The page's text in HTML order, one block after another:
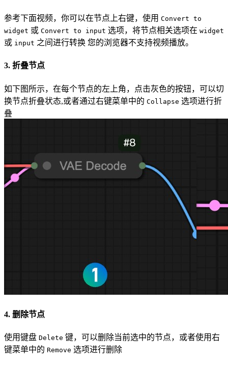
参考下面视频，你可以在节点上右键，使用 Convert to
widget 或 Convert to input 选项，将节点相关选项在 widget
或 input 之间进行转换 您的浏览器不支持视频播放。
3. 折叠节点
如下图所示，在每个节点的左上角，点击灰色的按钮，可以切
换节点折叠状态,或者通过右键菜单中的 Collapse 选项进行折
叠
4. 删除节点
使用键盘 Delete 键，可以删除当前选中的节点，或者使用右
键菜单中的 Remove 选项进行删除